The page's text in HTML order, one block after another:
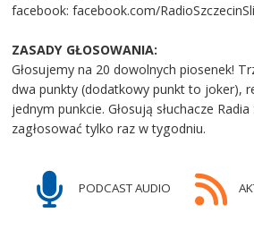
facebook: facebook.com/
ZASADY GŁOSOWANIA:
Głosujemy na 20 dowolnych piosenek!
dwa punkty (dodatkowy punkt to joker),
jednym punkcie. Głosują słuchacze
zagłosować tylko raz w tygodniu.
PODCAST AUDIO